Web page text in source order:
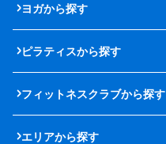
ヨガから探す
ピラティスから探す
フィットネスクラブから探す
エリアから探す